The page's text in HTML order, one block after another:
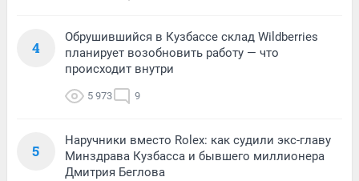
4
Обрушившийся в Кузбассе склад Wildberries
планирует возобновить работу — что
происходит внутри
5 973 9
5
Наручники вместо Rolex: как судили экс-главу
Минздрава Кузбасса и бывшего миллионера
Дмитрия Беглова